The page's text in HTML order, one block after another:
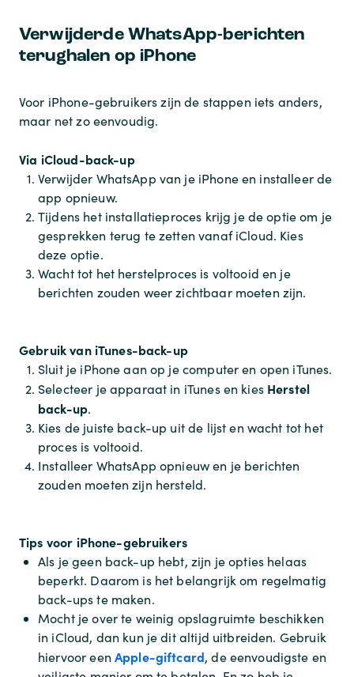
Verwijderde WhatsApp-berichten
terughalen op iPhone
Voor iPhone-gebruikers zijn de stappen iets anders,
maar net zo eenvoudig.
Via iCloud-back-up
Verwijder WhatsApp van je iPhone en installeer de
app opnieuw.
Tijdens het installatieproces krijg je de optie om je
gesprekken terug te zetten vanaf iCloud. Kies
deze optie.
Wacht tot het herstelproces is voltooid en je
berichten zouden weer zichtbaar moeten zijn.
Gebruik van iTunes-back-up
Sluit je iPhone aan op je computer en open iTunes.
Selecteer je apparaat in iTunes en kies Herstel
back-up.
Kies de juiste back-up uit de lijst en wacht tot het
proces is voltooid.
Installeer WhatsApp opnieuw en je berichten
zouden moeten zijn hersteld.
Tips voor iPhone-gebruikers
Als je geen back-up hebt, zijn je opties helaas
beperkt. Daarom is het belangrijk om regelmatig
back-ups te maken.
Mocht je over te weinig opslagruimte beschikken
in iCloud, dan kun je dit altijd uitbreiden. Gebruik
hiervoor een Apple-giftcard, de eenvoudigste en